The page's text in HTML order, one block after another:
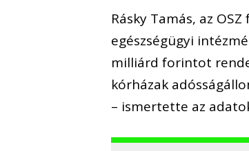
Rásky Tamás, az
egészségügyi
milliárd forintot
kórházak
– ismertette az